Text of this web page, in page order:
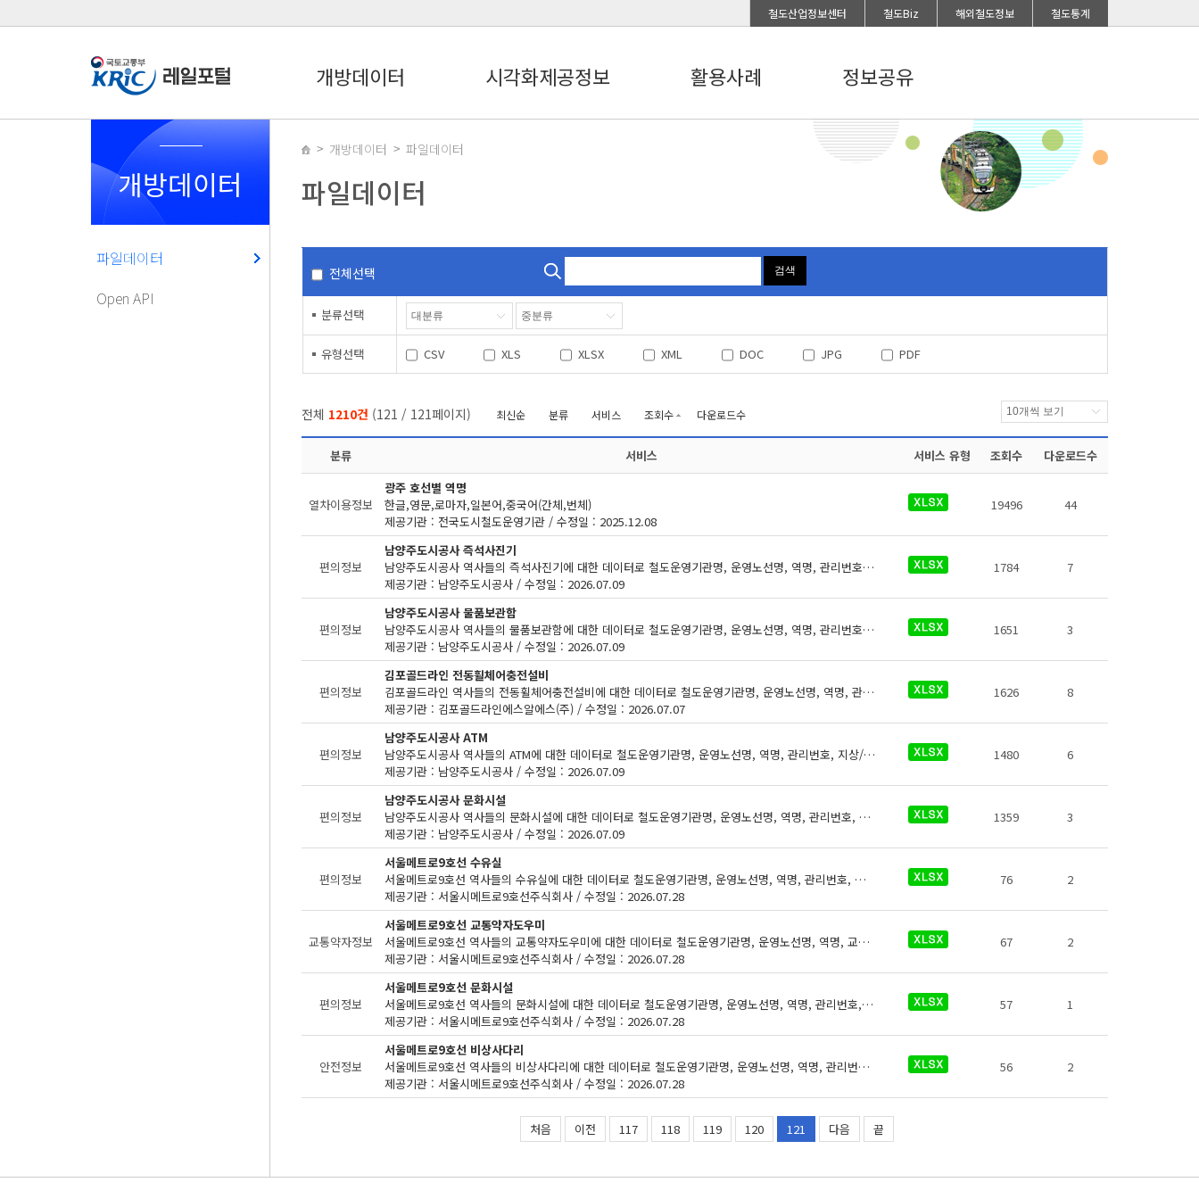
철도산업정보센터 철도Biz 해외철도정보 철도통계
개방데이터 시각화제공정보 활용사례 정보공유
개방데이터
파일데이터
Open API
개방데이터 파일데이터
파일데이터
전체선택 검색
분류선택
유형선택 CSV XLS XLSX XML DOC JPG PDF
전체 1210건 (121 / 121페이지) 최신순 분류 서비스 조회수 다운로드수
분류 서비스 서비스 유형 조회수 다운로드수
열차이용정보
광주 호선별 역명
한글,영문,로마자,일본어,중국어(간체,번체)
제공기관 : 전국도시철도운영기관 / 수정일 : 2025.12.08
19496 44
편의정보
남양주도시공사 즉석사진기
남양주도시공사 역사들의 즉석사진기에 대한 데이터로 철도운영기관명, 운영노선명, 역명, 관리번호, 무인편의시설구분, 크기코드, 지상지하구분, 역층, 상세위치, 시설수, 이용요금, 운영사, 전화번호, 데이터 기준일자, 참고사항이 있습니다.
제공기관 : 남양주도시공사 / 수정일 : 2026.07.09
1784 7
편의정보
남양주도시공사 물품보관함
남양주도시공사 역사들의 물품보관함에 대한 데이터로 철도운영기관명, 운영노선명, 역명, 관리번호, 무인편의시설코드, 크기, 지상/지하구분, 역층, 상세위치, 시설수, 이용요금, 운영사, 전화번호, 데이터 기준일자, 참고사항이 있습니다.
제공기관 : 남양주도시공사 / 수정일 : 2026.07.09
1651 3
편의정보
김포골드라인 전동휠체어충전설비
김포골드라인 역사들의 전동휠체어충전설비에 대한 데이터로 철도운영기관명, 운영노선명, 역명, 관리번호, 충전설비구분, 지상지하구분, 역층, 커넥터구분, 상세위치, 충전설비수, 이용요금, 전화번호, 데이터 기준일자, 참고사항이 있습니다.
제공기관 : 김포골드라인에스알에스(주) / 수정일 : 2026.07.07
1626 8
편의정보
남양주도시공사 ATM
남양주도시공사 역사들의 ATM에 대한 데이터로 철도운영기관명, 운영노선명, 역명, 관리번호, 지상/지하구분, 역층, 상세위치, 금융기관명, 이용가능시간, 연락처, 데이터 기준일자, 참고사항이 있습니다.
제공기관 : 남양주도시공사 / 수정일 : 2026.07.09
1480 6
편의정보
남양주도시공사 문화시설
남양주도시공사 역사들의 문화시설에 대한 데이터로 철도운영기관명, 운영노선명, 역명, 관리번호, 역내 시설구분, 지상지하구분, 역층, (근접) 출입구번호, 상세위치, 문화시설구분, 문화시설대여비용, 문화시설보유장비, 이용시간, 전화번호, 데이터 기준일자, 참고사항이 있습니다.
제공기관 : 남양주도시공사 / 수정일 : 2026.07.09
1359 3
편의정보
서울메트로9호선 수유실
서울메트로9호선 역사들의 수유실에 대한 데이터로 철도운영기관명, 운영노선명, 역명, 관리번호, 역내시설구분, 지상지하구분, 역층, (근접) 출입구번호, 상세위치, 수유실유아침대수, 수유실 소파수, 수유실 전자레인지 수, 수유실 간이세면대 수, 이용시간, 전화번호, 데이터 기준일자, 참고사항이 있습니다.
제공기관 : 서울시메트로9호선주식회사 / 수정일 : 2026.07.28
76 2
교통약자정보
서울메트로9호선 교통약자도우미
서울메트로9호선 역사들의 교통약자도우미에 대한 데이터로 철도운영기관명, 운영노선명, 역명, 교통약자도우미 전화번호, 데이터 기준일자, 참고사항이 있습니다.
제공기관 : 서울시메트로9호선주식회사 / 수정일 : 2026.07.28
67 2
편의정보
서울메트로9호선 문화시설
서울메트로9호선 역사들의 문화시설에 대한 데이터로 철도운영기관명, 운영노선명, 역명, 관리번호, 역내 시설구분, 지상지하구분, 역층, (근접) 출입구번호, 상세위치, 문화시설구분, 문화시설대여비용, 문화시설보유장비, 이용시간, 전화번호, 데이터 기준일자, 참고사항이 있습니다.
제공기관 : 서울시메트로9호선주식회사 / 수정일 : 2026.07.28
57 1
안전정보
서울메트로9호선 비상사다리
서울메트로9호선 역사들의 비상사다리에 대한 데이터로 철도운영기관명, 운영노선명, 역명, 관리번호, 역내안전설비구분, 지상지하구분, 역층, 역층구분, (근접) 출입구번호, 상세위치, 보유대수, 데이터 기준일자, 참고사항이 있습니다.
제공기관 : 서울시메트로9호선주식회사 / 수정일 : 2026.07.28
56 2
처음 이전 117 118 119 120 121 다음 끝